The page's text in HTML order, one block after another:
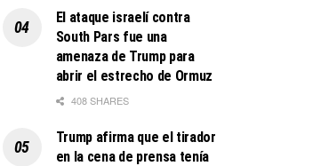
El ataque israelí contra
South Pars fue una
amenaza de Trump para
abrir el estrecho de Ormuz
408 SHARES
Trump afirma que el tirador
en la cena de prensa tenía